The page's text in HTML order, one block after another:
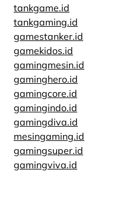
tankgame.id
tankgaming.id
gamestanker.id
gamekidos.id
gamingmesin.id
gaminghero.id
gamingcore.id
gamingindo.id
gamingdiva.id
mesingaming.id
gamingsuper.id
gamingviva.id